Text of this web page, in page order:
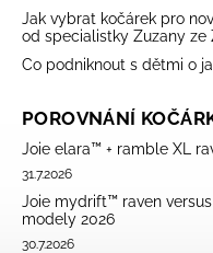
Jak vybrat kočárek pro
od specialistky Zuzany ze
Co podniknout s dětmi o
POROVNÁNÍ
Joie elara™ + ramble XL
31.7.2026
Joie mydrift™ raven
modely 2026
30.7.2026